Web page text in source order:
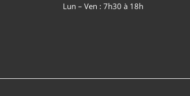
Lun – Ven : 7h30 à 18h